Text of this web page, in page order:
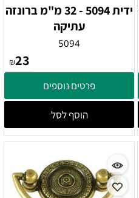
ידית 5094 - 32 מ"מ ברונזה
עתיקה
5094
₪23
פרטים נוספים
הוסף לסל